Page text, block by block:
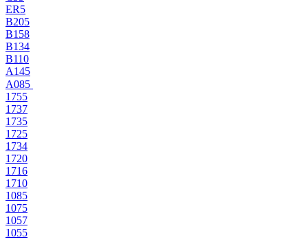
ER5
B205
B158
B134
B110
A145
A085
1755
1737
1735
1725
1734
1720
1716
1710
1085
1075
1057
1055